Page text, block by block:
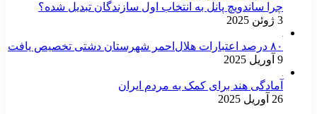
چرا ساندویچ پانل به انتخاب اول سازندگان تبدیل شده؟
آمادگی هند برای کمک به مردم ایران